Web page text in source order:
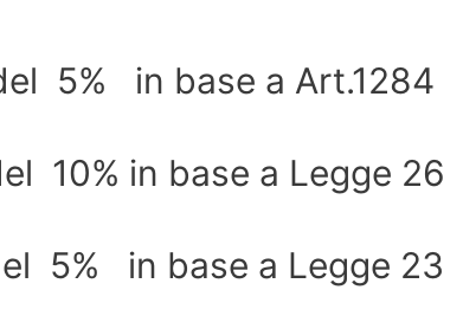
5% in base a Art.1284
10% in base a Legge 26
5% in base a Legge 23